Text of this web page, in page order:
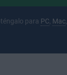
para PC, Mac,